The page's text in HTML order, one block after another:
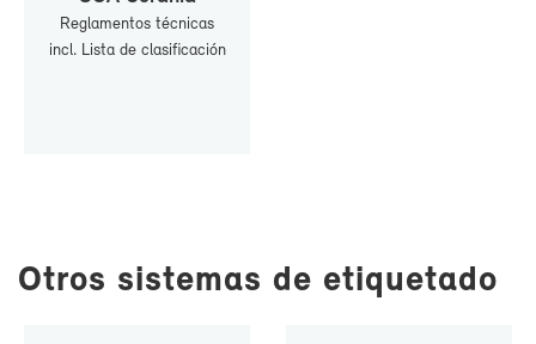
Re­gla­men­tos téc­ni­cas
incl. Lis­ta de cla­si­fi­ca­ción
Otros sis­te­mas de eti­que­ta­do